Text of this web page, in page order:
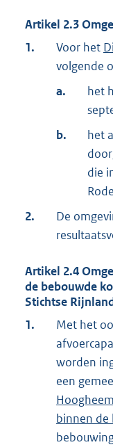
Artikel 2.3
1.
Voor het
volgende
a.
het
b.
het
die
2.
De
Artikel 2.4
de bebouwde
Stichtse
1.
Met het
worden
een
binnen de